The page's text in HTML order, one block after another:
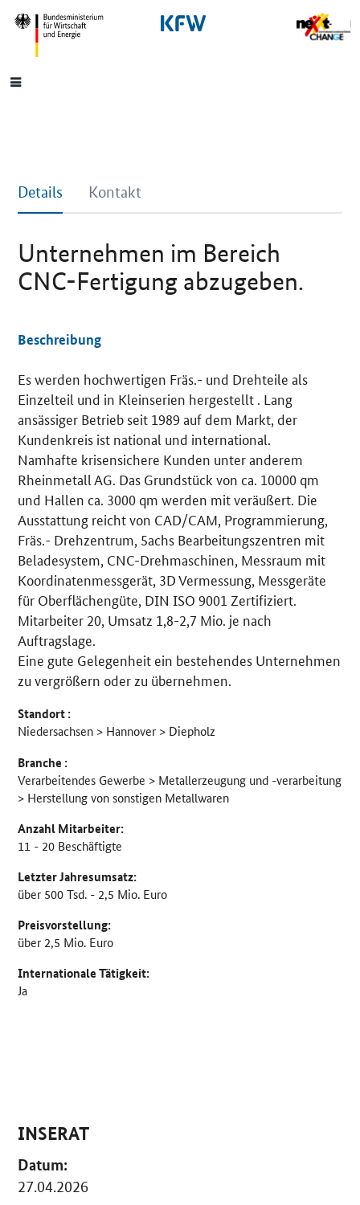
SrOnlyNavigation
Hauptmenü
Details Kontakt
Unternehmen im Bereich
CNC-Fertigung abzugeben.
Details
Beschreibung
Es werden hochwertigen Fräs.- und Drehteile als
Einzelteil und in Kleinserien hergestellt . Lang
ansässiger Betrieb seit 1989 auf dem Markt, der
Kundenkreis ist national und international.
Namhafte krisensichere Kunden unter anderem
Rheinmetall AG. Das Grundstück von ca. 10000 qm
und Hallen ca. 3000 qm werden mit veräußert. Die
Ausstattung reicht von CAD/CAM, Programmierung,
Fräs.- Drehzentrum, 5achs Bearbeitungszentren mit
Beladesystem, CNC-Drehmaschinen, Messraum mit
Koordinatenmessgerät, 3D Vermessung, Messgeräte
für Oberflächengüte, DIN ISO 9001 Zertifiziert.
Mitarbeiter 20, Umsatz 1,8-2,7 Mio. je nach
Auftragslage.
Eine gute Gelegenheit ein bestehendes Unternehmen
zu vergrößern oder zu übernehmen.
Standort :
Niedersachsen > Hannover > Diepholz
Branche :
Verarbeitendes Gewerbe > Metallerzeugung und -verarbeitung
> Herstellung von sonstigen Metallwaren
Anzahl Mitarbeiter:
11 - 20 Beschäftigte
Letzter Jahresumsatz:
über 500 Tsd. - 2,5 Mio. Euro
Preisvorstellung:
über 2,5 Mio. Euro
Internationale Tätigkeit:
Ja
INSERAT
Datum:
27.04.2026